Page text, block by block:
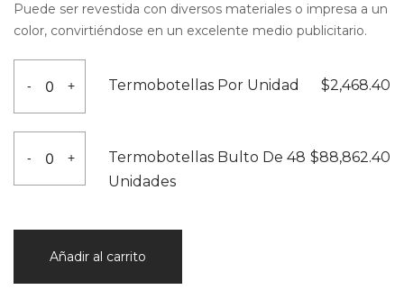
Puede ser revestida con diversos materiales o impresa a un
color, convirtiéndose en un excelente medio publicitario.
-
Unidad
+ Termobotellas Por Unidad $2,468.40
-
Bulto
De
cantidad
+
Termobotellas Bulto De 48
Unidades
$88,862.40
Añadir al carrito